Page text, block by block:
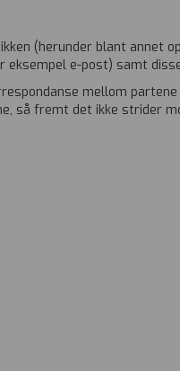
(herunder blant annet
e-post) samt
mellom
så fremt det ikke strider